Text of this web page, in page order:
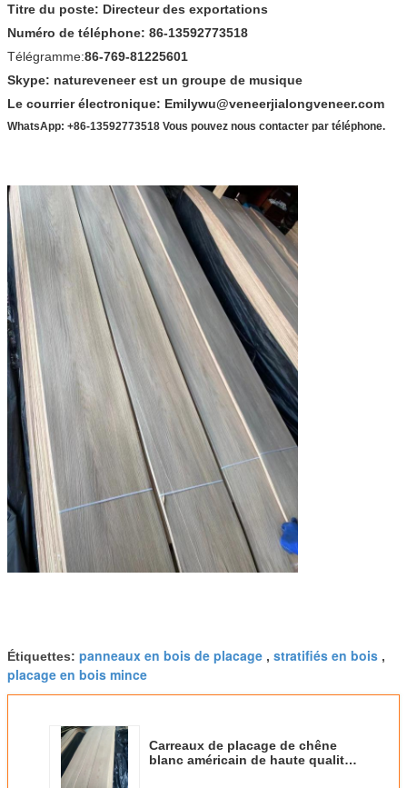
Titre du poste: Directeur des exportations
Numéro de téléphone: 86-13592773518
Télégramme:86-769-81225601
Skype: natureveneer est un groupe de musique
Le courrier électronique: Emilywu@veneerjialongveneer.com
WhatsApp: +86-13592773518 Vous pouvez nous contacter par téléphone.
Étiquettes: panneaux en bois de placage , stratifiés en bois ,
placage en bois mince
Carreaux de placage de chêne
blanc américain de haute qualité,